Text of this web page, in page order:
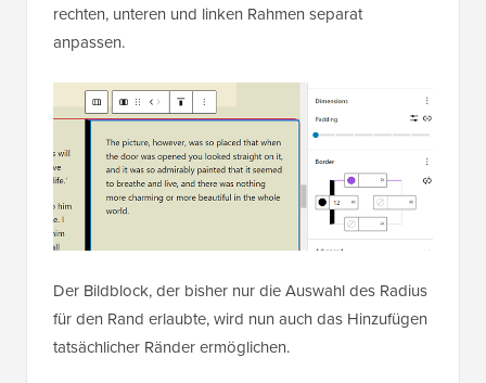
rechten, unteren und linken Rahmen separat
anpassen.
Der Bildblock, der bisher nur die Auswahl des Radius
für den Rand erlaubte, wird nun auch das Hinzufügen
tatsächlicher Ränder ermöglichen.